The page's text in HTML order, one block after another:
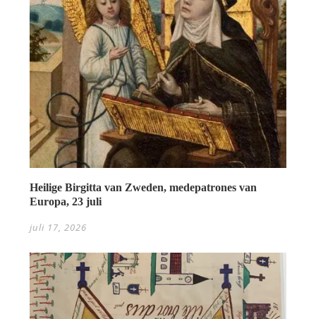
Heilige Birgitta van Zweden, medepatrones van
Europa, 23 juli
juli 17, 2026